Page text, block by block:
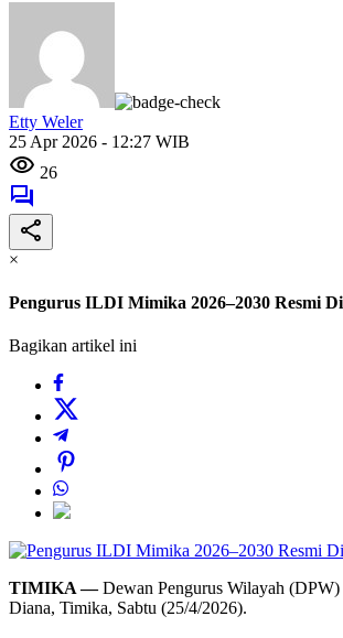
Etty Weler
25 Apr 2026 - 12:27 WIB
26
×
Pengurus ILDI Mimika 2026–2030 Resmi
Bagikan artikel ini
TIMIKA —Dewan Pengurus Wilayah
Diana, Timika, Sabtu (25/4/2026).